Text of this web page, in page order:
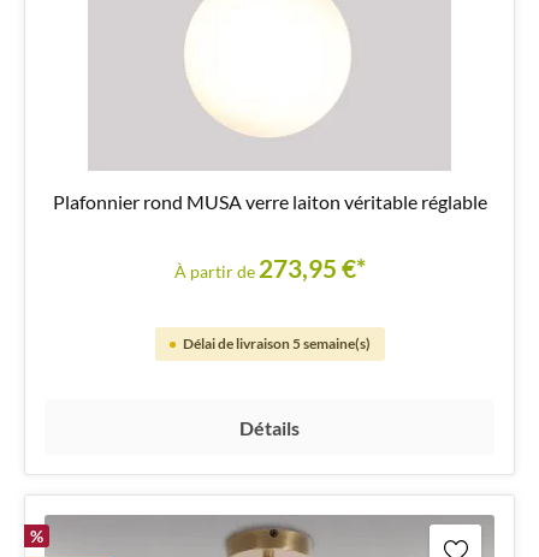
Plafonnier rond MUSA verre laiton véritable réglable
À partir de 273,95 €*
Délai de livraison 5 semaine(s)
Détails
%